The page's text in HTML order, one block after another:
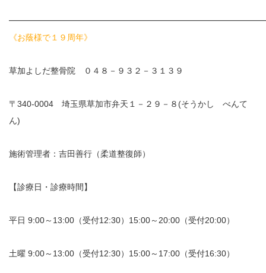
━━━━━━━━━━━━━━━━━━━━━━━━━━━━━━━
《お蔭様で１９周年》
草加よしだ整骨院 ０４８－９３２－３１３９
〒340-0004 埼玉県草加市弁天１－２９－８(そうかし べんて
ん)
施術管理者：吉田善行（柔道整復師）
【診療日・診療時間】
平日 9:00～13:00（受付12:30）15:00～20:00（受付20:00）
土曜 9:00～13:00（受付12:30）15:00～17:00（受付16:30）